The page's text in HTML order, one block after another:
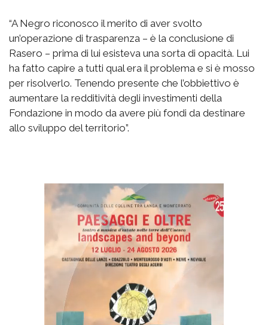
“A Negro riconosco il merito di aver svolto
un’operazione di trasparenza – è la conclusione di
Rasero – prima di lui esisteva una sorta di opacità. Lui
ha fatto capire a tutti qual era il problema e si è mosso
per risolverlo. Tenendo presente che l’obbiettivo è
aumentare la redditività degli investimenti della
Fondazione in modo da avere più fondi da destinare
allo sviluppo del territorio”.